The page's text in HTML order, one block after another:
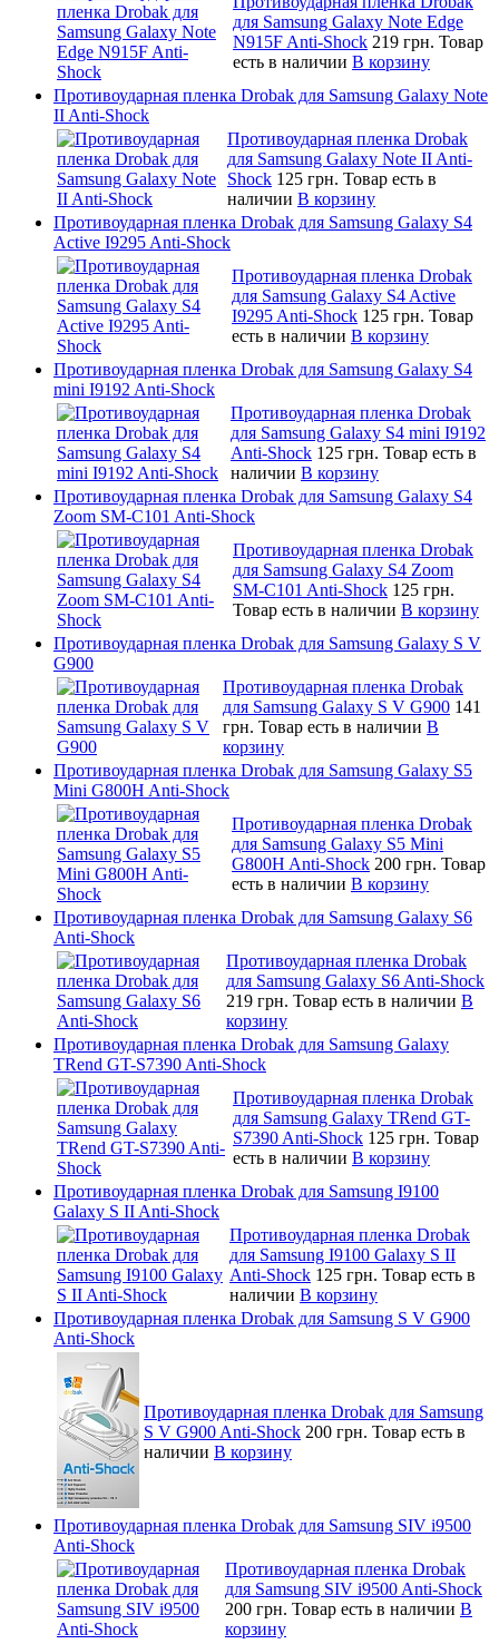
для Samsung Galaxy Note Edge
N915F Anti-Shock 219 грн. Товар
есть в наличии В корзину
Противоударная пленка Drobak для Samsung Galaxy Note
II Anti-Shock
Противоударная пленка Drobak
для Samsung Galaxy Note II Anti-
Shock 125 грн. Товар есть в
наличии В корзину
Противоударная пленка Drobak для Samsung Galaxy S4
Active I9295 Anti-Shock
Противоударная пленка Drobak
для Samsung Galaxy S4 Active
I9295 Anti-Shock 125 грн. Товар
есть в наличии В корзину
Противоударная пленка Drobak для Samsung Galaxy S4
mini I9192 Anti-Shock
Противоударная пленка Drobak
для Samsung Galaxy S4 mini I9192
Anti-Shock 125 грн. Товар есть в
наличии В корзину
Противоударная пленка Drobak для Samsung Galaxy S4
Zoom SM-C101 Anti-Shock
Противоударная пленка Drobak
для Samsung Galaxy S4 Zoom
SM-C101 Anti-Shock 125 грн.
Товар есть в наличии В корзину
Противоударная пленка Drobak для Samsung Galaxy S V
G900
Противоударная пленка Drobak
для Samsung Galaxy S V G900 141
грн. Товар есть в наличии В
корзину
Противоударная пленка Drobak для Samsung Galaxy S5
Mini G800H Anti-Shock
Противоударная пленка Drobak
для Samsung Galaxy S5 Mini
G800H Anti-Shock 200 грн. Товар
есть в наличии В корзину
Противоударная пленка Drobak для Samsung Galaxy S6
Anti-Shock
Противоударная пленка Drobak
для Samsung Galaxy S6 Anti-Shock
219 грн. Товар есть в наличии В
корзину
Противоударная пленка Drobak для Samsung Galaxy
TRend GT-S7390 Anti-Shock
Противоударная пленка Drobak
для Samsung Galaxy TRend GT-
S7390 Anti-Shock 125 грн. Товар
есть в наличии В корзину
Противоударная пленка Drobak для Samsung I9100
Galaxy S II Anti-Shock
Противоударная пленка Drobak
для Samsung I9100 Galaxy S II
Anti-Shock 125 грн. Товар есть в
наличии В корзину
Противоударная пленка Drobak для Samsung S V G900
Anti-Shock
Противоударная пленка Drobak для Samsung
S V G900 Anti-Shock 200 грн. Товар есть в
наличии В корзину
Противоударная пленка Drobak для Samsung SIV i9500
Anti-Shock
Противоударная пленка Drobak
для Samsung SIV i9500 Anti-Shock
200 грн. Товар есть в наличии В
корзину